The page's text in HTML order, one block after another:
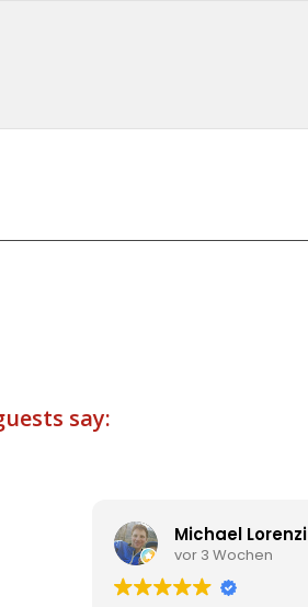
say:
Michael Lorenzi
vor 3 Wochen